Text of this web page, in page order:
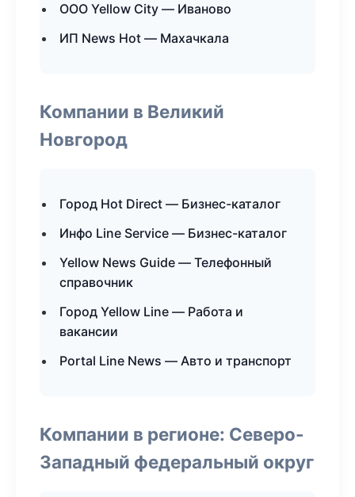
ООО Yellow City — Иваново
ИП News Hot — Махачкала
Компании в Великий
Новгород
Город Hot Direct — Бизнес-каталог
Инфо Line Service — Бизнес-каталог
Yellow News Guide — Телефонный
справочник
Город Yellow Line — Работа и
вакансии
Portal Line News — Авто и транспорт
Компании в регионе: Северо-
Западный федеральный округ